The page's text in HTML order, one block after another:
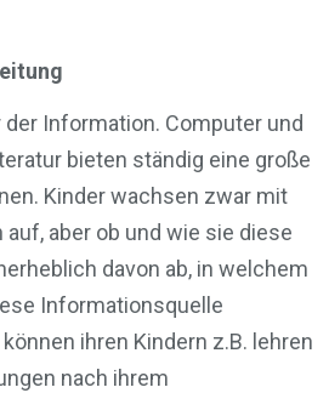
Information. Computer und
bieten ständig eine große
Kinder wachsen zwar mit
aber ob und wie sie diese
davon ab, in welchem
Informationsquelle
ihren Kindern z.B. lehren
nach ihrem